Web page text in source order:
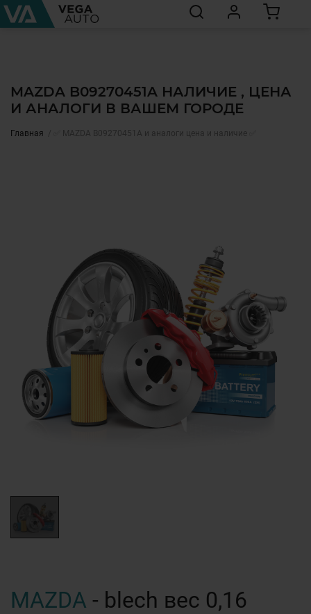
MAZDA B09270451A НАЛИЧИЕ , ЦЕНА
И АНАЛОГИ В ВАШЕМ ГОРОДЕ
Главная ✅ MAZDA B09270451A и аналоги цена и наличие ✅
MAZDA - blech вес 0,16